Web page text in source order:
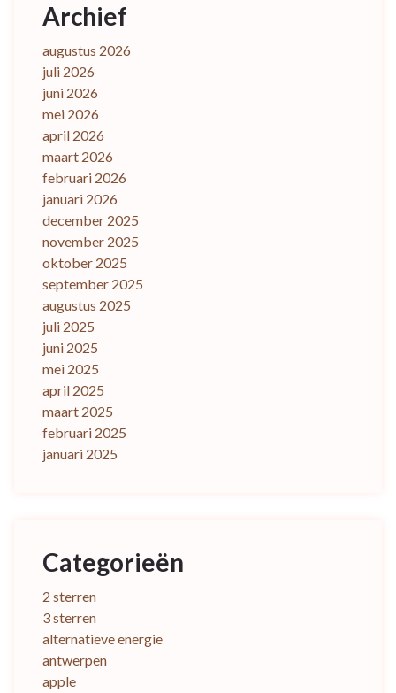
Archief
augustus 2026
juli 2026
juni 2026
mei 2026
april 2026
maart 2026
februari 2026
januari 2026
december 2025
november 2025
oktober 2025
september 2025
augustus 2025
juli 2025
juni 2025
mei 2025
april 2025
maart 2025
februari 2025
januari 2025
Categorieën
2 sterren
3 sterren
alternatieve energie
antwerpen
apple